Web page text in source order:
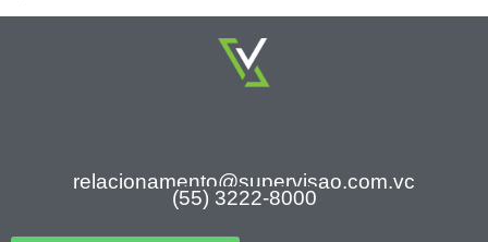
relacionamento@supervisao.com.vc
(55) 3222-8000